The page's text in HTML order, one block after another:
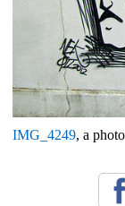
IMG_4249, a